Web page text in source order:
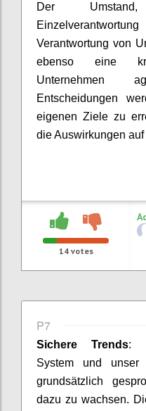
Der
Verantwortung von
ebenso eine
Unternehmen
Entscheidungen
eigenen Ziele zu
die Auswirkungen
14votes
P7
Sichere Trends:
System und unser
grundsätzlich
dazu zu wachsen.